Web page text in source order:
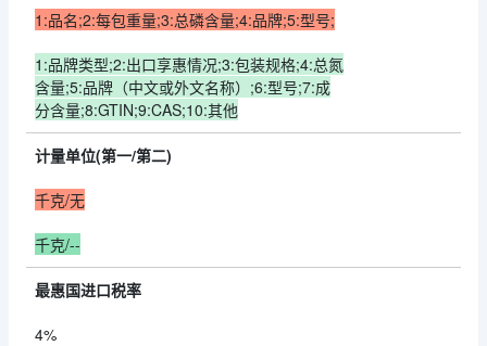
1:品名;2:每包重量;3:总磷含量;4:品牌;5:型号;
1:品牌类型;2:出口享惠情况;3:包装规格;4:总氮
含量;5:品牌（中文或外文名称）;6:型号;7:成
分含量;8:GTIN;9:CAS;10:其他
计量单位(第一/第二)
千克/无
千克/--
最惠国进口税率
4%